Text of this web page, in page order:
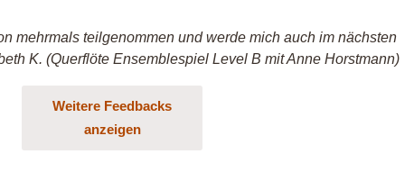
mehrmals teilgenommen und werde mich auch im nächsten
K. (Querflöte Ensemblespiel Level B mit Anne Horstmann)
Weitere Feedbacks
anzeigen